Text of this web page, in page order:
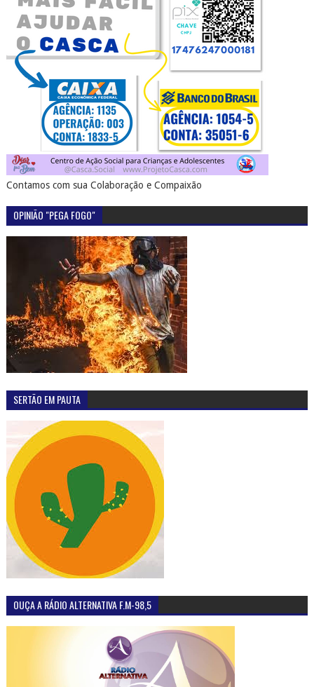
Contamos com sua Colaboração e Compaixão
OPINIÃO "PEGA FOGO"
SERTÃO EM PAUTA
OUÇA A RÁDIO ALTERNATIVA F.M-98,5